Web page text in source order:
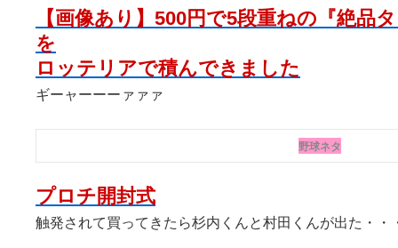
【画像あり】500円で5段重ねの『絶品
を
ロッテリアで積んできました
ギーャーーーァァァ
野球ネタ
プロチ開封式
触発されて買ってきたら杉内くんと村田くんが出た・・